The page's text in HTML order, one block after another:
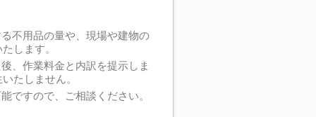
不用品の量や、現場や建物の
します。
、作業料金と内訳を提示しま
たしません。
ですので、ご相談ください。